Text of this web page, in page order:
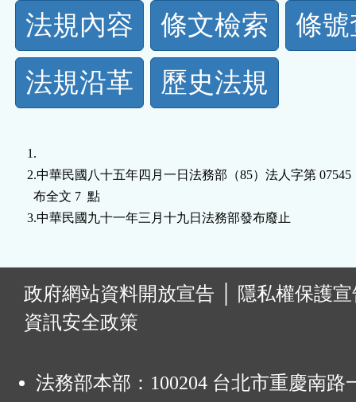
法
規
功
按
鈕
法規內容 條文檢索
條
法規沿革
歷史法規
1.
2.中華民國八十五年四月一日法務部（85）法人字第 07545
  布全文 7  點
3.中華民國九十一年三月十九日法務部發布廢止
政府網站資料開放宣告
隱私權保護
資訊安全政策
法務部本部：100204 台北市重慶南路